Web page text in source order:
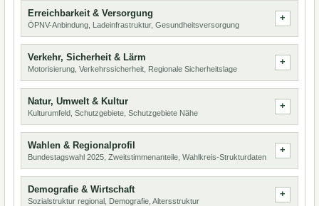
Erreichbarkeit & Versorgung
ÖPNV-Anbindung, Ladeinfrastruktur, Gesundheitsversorgung
Verkehr, Sicherheit & Lärm
Motorisierung, Verkehrssicherheit, Regionale Sicherheitslage
Natur, Umwelt & Kultur
Kulturumfeld, Schutzgebiete, Schutzgebiete Nähe
Wahlen & Regionalprofil
Bundestagswahl 2025, Zweitstimmenanteile, Wahlkreis-Strukturdaten
Demografie & Wirtschaft
Sozialstruktur regional, Demografie, Altersstruktur